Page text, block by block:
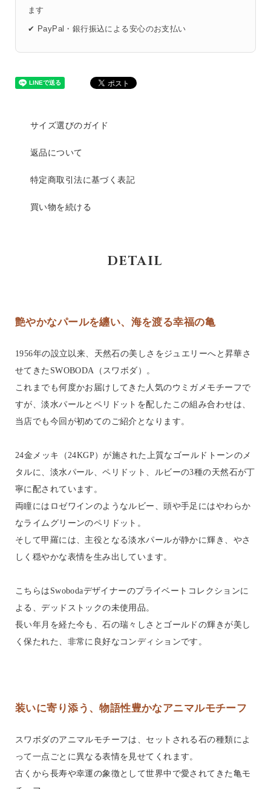
ます
✔ PayPal・銀行振込による安心のお支払い
サイズ選びのガイド
返品について
特定商取引法に基づく表記
買い物を続ける
DETAIL
艶やかなパールを纏い、海を渡る幸福の亀
1956年の設立以来、天然石の美しさをジュエリーへと昇華さ
せてきたSWOBODA（スワボダ）。
これまでも何度かお届けしてきた人気のウミガメモチーフで
すが、淡水パールとペリドットを配したこの組み合わせは、
当店でも今回が初めてのご紹介となります。
24金メッキ（24KGP）が施された上質なゴールドトーンのメ
タルに、淡水パール、ペリドット、ルビーの3種の天然石が丁
寧に配されています。
両瞳にはロゼワインのようなルビー、頭や手足にはやわらか
なライムグリーンのペリドット。
そして甲羅には、主役となる淡水パールが静かに輝き、やさ
しく穏やかな表情を生み出しています。
こちらはSwobodaデザイナーのプライベートコレクションに
よる、デッドストックの未使用品。
長い年月を経た今も、石の瑞々しさとゴールドの輝きが美し
く保たれた、非常に良好なコンディションです。
装いに寄り添う、物語性豊かなアニマルモチーフ
スワボダのアニマルモチーフは、セットされる石の種類によ
って一点ごとに異なる表情を見せてくれます。
古くから長寿や幸運の象徴として世界中で愛されてきた亀モ